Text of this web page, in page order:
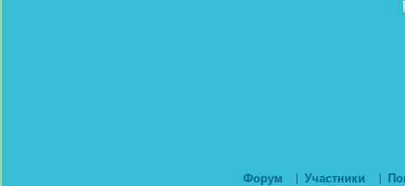
Форум Участники